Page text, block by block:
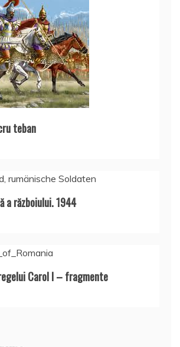
teban
a războiului. 1944
Carol I – fragmente